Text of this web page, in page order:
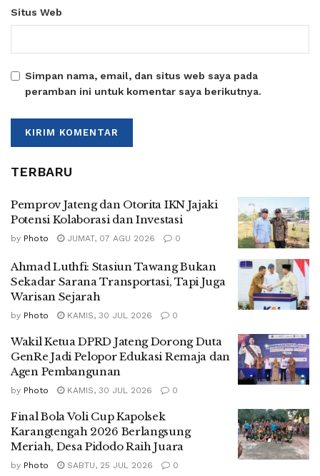
Situs Web
Simpan nama, email, dan situs web saya pada
peramban ini untuk komentar saya berikutnya.
TERBARU
Pemprov Jateng dan Otorita IKN Jajaki
Potensi Kolaborasi dan Investasi
by Photo JUMAT, 07 AGU 2026 0
Ahmad Luthfi: Stasiun Tawang Bukan
Sekadar Sarana Transportasi, Tapi Juga
Warisan Sejarah
by Photo KAMIS, 30 JUL 2026 0
Wakil Ketua DPRD Jateng Dorong Duta
GenRe Jadi Pelopor Edukasi Remaja dan
Agen Pembangunan
by Photo KAMIS, 30 JUL 2026 0
Final Bola Voli Cup Kapolsek
Karangtengah 2026 Berlangsung
Meriah, Desa Pidodo Raih Juara
by Photo SABTU, 25 JUL 2026 0